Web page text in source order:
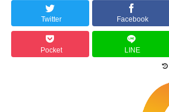
Twitter Facebook
Pocket LINE